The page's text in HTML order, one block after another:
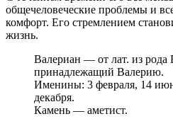
общечеловеческие проблемы и
комфорт. Его стремлением
жизнь.
Валериан — от лат. из рода
принадлежащий Валерию.
Именины: 3 февраля, 14
декабря.
Камень — аметист.